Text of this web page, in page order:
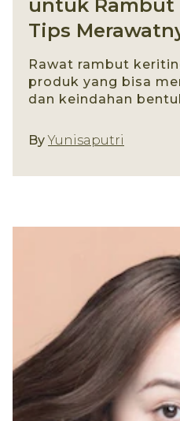
untuk
Tips
Rawat rambut
produk yang bisa
dan keindahan
By Yunisaputri